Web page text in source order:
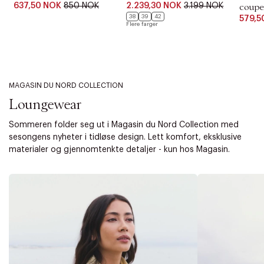
637,50 NOK 850 NOK 2.239,30 NOK 3.199 NOK
38 39
42
Flere farger
MAGASIN DU NORD COLLECTION
Loungewear
Sommeren folder seg ut i Magasin du Nord Collection med
sesongens nyheter i tidløse design. Lett komfort, eksklusive
materialer og gjennomtenkte detaljer - kun hos Magasin.